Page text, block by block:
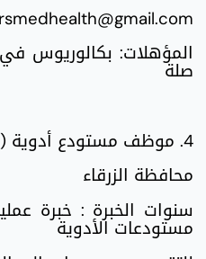
المؤهلات: بكالوريوس
صلة
4. موظف مستودع أدوية (ذكر) /صيدلية الأسرة
محافظة الزرقاء
سنوات الخبرة : خبرة
مستودعات الأدوية